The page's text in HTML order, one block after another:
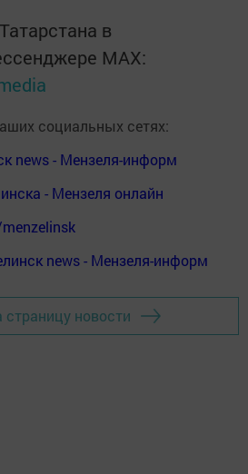
в
MАХ:
социальных сетях:
news - Мензеля-информ
- Мензеля онлайн
news - Мензеля-информ
страницу новости